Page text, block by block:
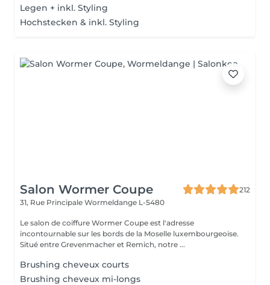
Legen + inkl. Styling
Hochstecken & inkl. Styling
Salon Wormer Coupe
212
31, Rue Principale Wormeldange L-5480
Le salon de coiffure Wormer Coupe est l'adresse
incontournable sur les bords de la Moselle luxembourgeoise.
Situé entre Grevenmacher et Remich, notre ...
Brushing cheveux courts
Brushing cheveux mi-longs